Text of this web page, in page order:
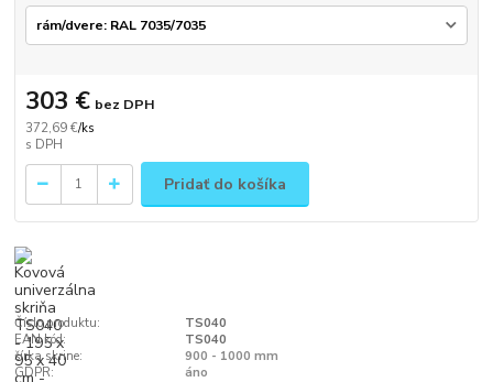
372,69 €/ks
303 € bez DPH
Pridať do košíka
Číslo produktu:
TS040
EAN kód:
TS040
šírka skrine:
900 - 1000 mm
GDPR:
áno